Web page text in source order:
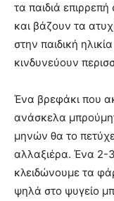
τα παιδιά
και βάζουν τα
στην παιδική
κινδυνεύουν
Ένα βρεφάκι που
ανάσκελα
μηνών θα το
αλλαξιέρα. Ένα 2-
κλειδώνουμε τα
ψηλά στο ψυγείο